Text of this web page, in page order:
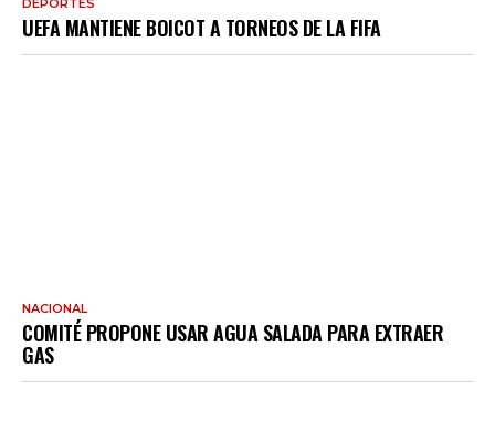
DEPORTES
UEFA MANTIENE BOICOT A TORNEOS DE LA FIFA
NACIONAL
COMITÉ PROPONE USAR AGUA SALADA PARA EXTRAER
GAS